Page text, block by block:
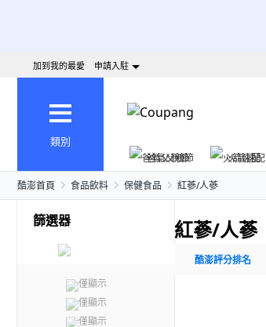
加到我的最愛 申請入駐
類別
爸氣父親節 火箭速配
酷澎首頁 食品飲料 保健食品 紅蔘/人蔘
篩選器
僅顯示
僅顯示
僅顯示
紅蔘/人蔘
酷澎評分排名